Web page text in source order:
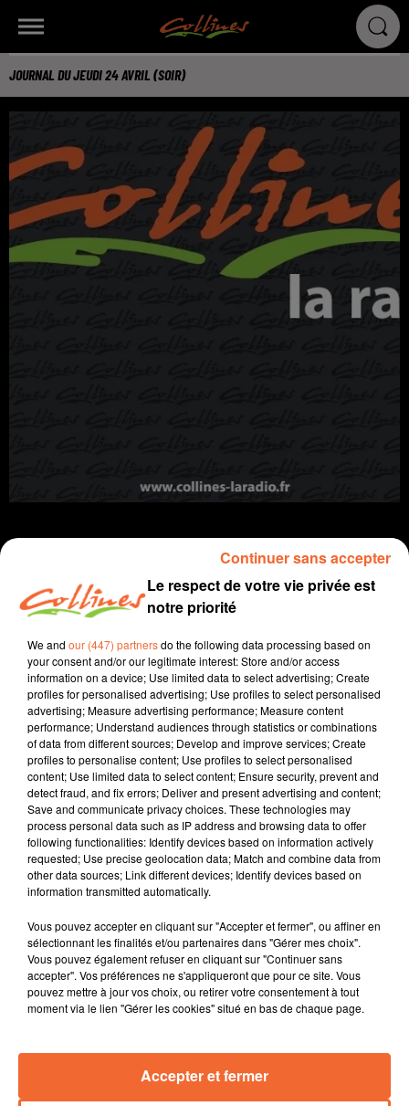
JOURNAL DU JEUDI 24 AVRIL (SOIR)
info
24 avril 2025 - 12 min 39 sec
JOURNAL DU JEUDI 24 AVRIL (SOIR)
Fabien Gazeau
L'info près de chez vous
Présenté par Fabien Gazeau
- A Thouars, les incendies volontaires déclenchent
aussi les vélléités politiques à un an des municipales
- Lors de ces vacances de Pâques, les Forces de l'ordre
multiplient les contrôles routiers, mais savent aussi
récompenser les bons conducteurs
- L’antenne de l’association Unis-cité Nouvelle
Aquitaine va bien rester à Bressuire
- On évoque ensuite Un job dating " alternance " pour
les métiers du sport et de l'animation mercredi
prochain à Bressuire
- Dernière ligne droite pour participer au financement
Le respect de votre vie privée est
notre priorité
We and our (447) partnersdo the following data processing based on
your consent and/or our legitimate interest: Store and/or access
information on a device; Use limited data to select advertising; Create
profiles for personalised advertising; Use profiles to select personalised
advertising; Measure advertising performance; Measure content
performance; Understand audiences through statistics or combinations
of data from different sources; Develop and improve services; Create
profiles to personalise content; Use profiles to select personalised
content; Use limited data to select content; Ensure security, prevent and
detect fraud, and fix errors; Deliver and present advertising and content;
Save and communicate privacy choices. These technologies may
process personal data such as IP address and browsing data to offer
following functionalities: Identify devices based on information actively
requested; Use precise geolocation data; Match and combine data from
other data sources; Link different devices; Identify devices based on
information transmitted automatically.
Vous pouvez accepter en cliquant sur "Accepter et fermer", ou affiner en
sélectionnant les finalités et/ou partenaires dans "Gérer mes choix".
Vous pouvez également refuser en cliquant sur "Continuer sans
accepter". Vos préférences ne s'appliqueront que pour ce site. Vous
pouvez mettre à jour vos choix, ou retirer votre consentement à tout
moment via le lien "Gérer les cookies" situé en bas de chaque page.
Accepter et fermer
Continuer sans accepter